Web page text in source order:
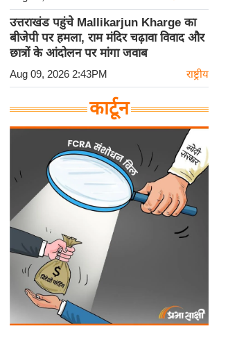
उत्तराखंड पहुंचे Mallikarjun Kharge का
बीजेपी पर हमला, राम मंदिर चढ़ावा विवाद और
छात्रों के आंदोलन पर मांगा जवाब
Aug 09, 2026 2:43PM राष्ट्रीय
कार्टून